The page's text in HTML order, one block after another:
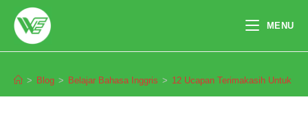
content
MENU
> Blog > Belajar Bahasa Inggris > 12 Ucapan Terimakasih Untuk